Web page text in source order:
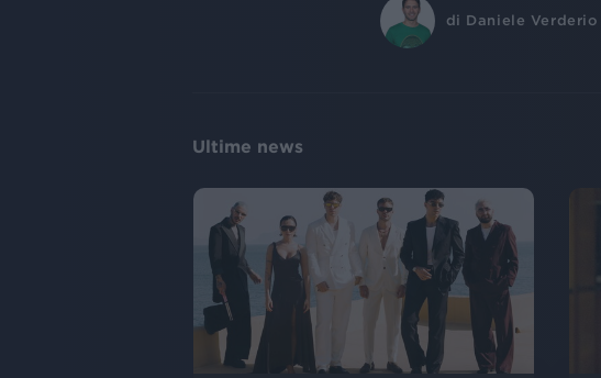
di Daniele Verderio
Ultime news